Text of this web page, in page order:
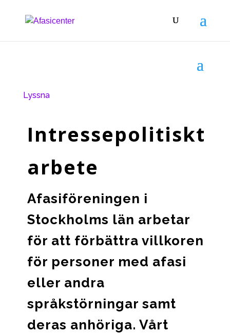
Lyssna
Intressepolitiskt
arbete
Afasiföreningen i
Stockholms län arbetar
för att förbättra villkoren
för personer med afasi
eller andra
språkstörningar samt
deras anhöriga. Vårt